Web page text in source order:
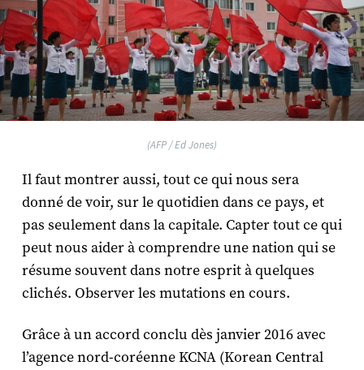
(AFP / Ed Jones)
Il faut montrer aussi, tout ce qui nous sera
donné de voir, sur le quotidien dans ce pays, et
pas seulement dans la capitale. Capter tout ce qui
peut nous aider à comprendre une nation qui se
résume souvent dans notre esprit à quelques
clichés. Observer les mutations en cours.
Grâce à un accord conclu dès janvier 2016 avec
l’agence nord-coréenne KCNA (Korean Central